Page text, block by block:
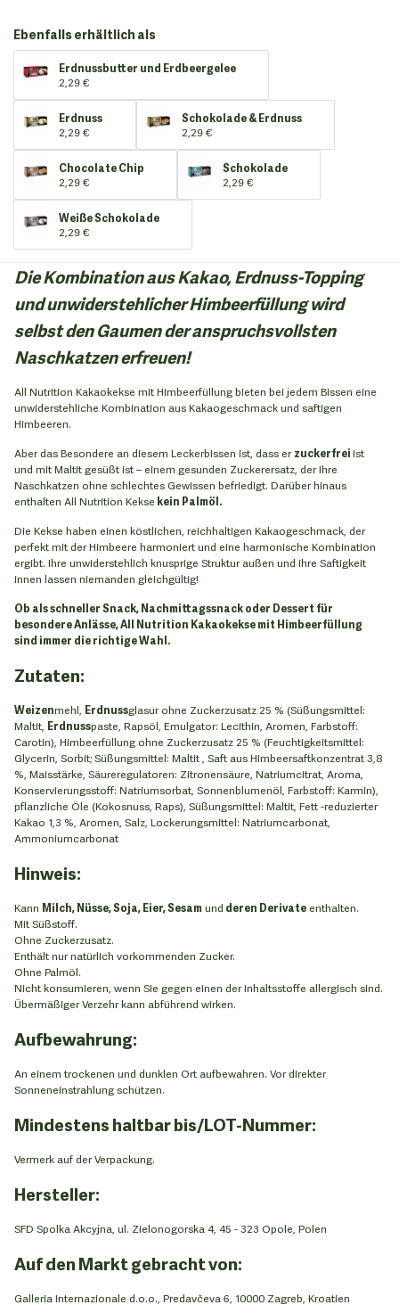
Ebenfalls erhältlich als
Erdnussbutter und Erdbeergelee
2,29 €
Erdnuss
2,29 €
Schokolade & Erdnuss
2,29 €
Chocolate Chip
2,29 €
Schokolade
2,29 €
Weiße Schokolade
2,29 €
Die Kombination aus Kakao, Erdnuss-Topping
und unwiderstehlicher Himbeerfüllung wird
selbst den Gaumen der anspruchsvollsten
Naschkatzen erfreuen!
All Nutrition Kakaokekse mit Himbeerfüllung bieten bei jedem Bissen eine
unwiderstehliche Kombination aus Kakaogeschmack und saftigen
Himbeeren.
Aber das Besondere an diesem Leckerbissen ist, dass erzuckerfreiist
und mit Maltit gesüßt ist – einem gesunden Zuckerersatz, der Ihre
Naschkatzen ohne schlechtes Gewissen befriedigt. Darüber hinaus
enthalten All Nutrition Kekse kein Palmöl.
Die Kekse haben einen köstlichen, reichhaltigen Kakaogeschmack, der
perfekt mit der Himbeere harmoniert und eine harmonische Kombination
ergibt. Ihre unwiderstehlich knusprige Struktur außen und ihre Saftigkeit
innen lassen niemanden gleichgültig!
Ob als schneller Snack, Nachmittagssnack oder Dessert für
besondere Anlässe, All Nutrition Kakaokekse mit Himbeerfüllung
sind immer die richtige Wahl.
Zutaten:
Weizenmehl, Erdnussglasur ohne Zuckerzusatz 25 % (Süßungsmittel:
Maltit, Erdnusspaste, Rapsöl, Emulgator: Lecithin, Aromen, Farbstoff:
Carotin), Himbeerfüllung ohne Zuckerzusatz 25 % (Feuchtigkeitsmittel:
Glycerin, Sorbit; Süßungsmittel: Maltit , Saft aus Himbeersaftkonzentrat 3,8
%, Maisstärke, Säureregulatoren: Zitronensäure, Natriumcitrat, Aroma,
Konservierungsstoff: Natriumsorbat, Sonnenblumenöl, Farbstoff: Karmin),
pflanzliche Öle (Kokosnuss, Raps), Süßungsmittel: Maltit, Fett -reduzierter
Kakao 1,3 %, Aromen, Salz, Lockerungsmittel: Natriumcarbonat,
Ammoniumcarbonat
Hinweis:
Kann Milch, Nüsse, Soja, Eier, Sesamund deren Derivateenthalten.
Mit Süßstoff.
Ohne Zuckerzusatz.
Enthält nur natürlich vorkommenden Zucker.
Ohne Palmöl.
Nicht konsumieren, wenn Sie gegen einen der Inhaltsstoffe allergisch sind.
Übermäßiger Verzehr kann abführend wirken.
Aufbewahrung:
An einem trockenen und dunklen Ort aufbewahren. Vor direkter
Sonneneinstrahlung schützen.
Mindestens haltbar bis/LOT-Nummer:
Vermerk auf der Verpackung.
Hersteller:
SFD Spolka Akcyjna, ul. Zielonogorska 4, 45 - 323 Opole, Polen
Auf den Markt gebracht von:
Galleria Internazionale d.o.o., Predavčeva 6, 10000 Zagreb, Kroatien